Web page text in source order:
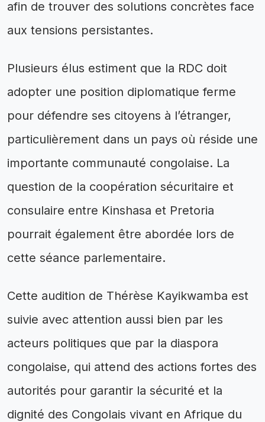
afin de trouver des solutions concrètes face
aux tensions persistantes.
Plusieurs élus estiment que la RDC doit
adopter une position diplomatique ferme
pour défendre ses citoyens à l’étranger,
particulièrement dans un pays où réside une
importante communauté congolaise. La
question de la coopération sécuritaire et
consulaire entre Kinshasa et Pretoria
pourrait également être abordée lors de
cette séance parlementaire.
Cette audition de Thérèse Kayikwamba est
suivie avec attention aussi bien par les
acteurs politiques que par la diaspora
congolaise, qui attend des actions fortes des
autorités pour garantir la sécurité et la
dignité des Congolais vivant en Afrique du